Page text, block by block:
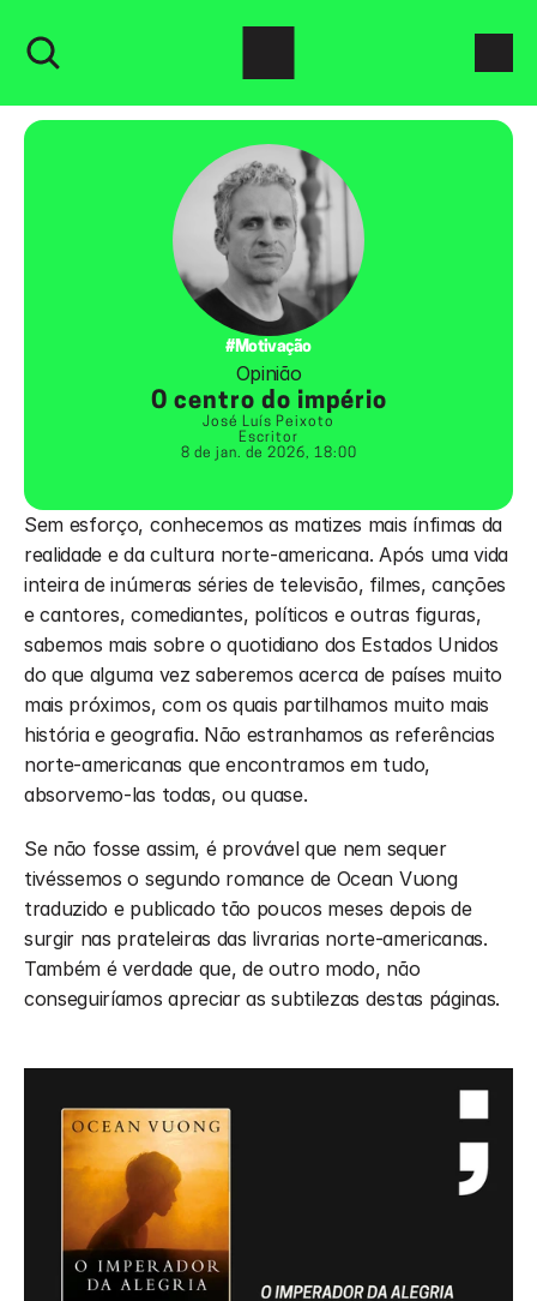
O centro do império
José Luís Peixoto
Escritor
8 de jan. de 2026, 18:00
#Motivação
Opinião
Sem esforço, conhecemos as matizes mais ínfimas da
realidade e da cultura norte-americana. Após uma vida
inteira de inúmeras séries de televisão, filmes, canções
e cantores, comediantes, políticos e outras figuras,
sabemos mais sobre o quotidiano dos Estados Unidos
do que alguma vez saberemos acerca de países muito
mais próximos, com os quais partilhamos muito mais
história e geografia. Não estranhamos as referências
norte-americanas que encontramos em tudo,
absorvemo-las todas, ou quase.
Se não fosse assim, é provável que nem sequer
tivéssemos o segundo romance de Ocean Vuong
traduzido e publicado tão poucos meses depois de
surgir nas prateleiras das livrarias norte-americanas.
Também é verdade que, de outro modo, não
conseguiríamos apreciar as subtilezas destas páginas.